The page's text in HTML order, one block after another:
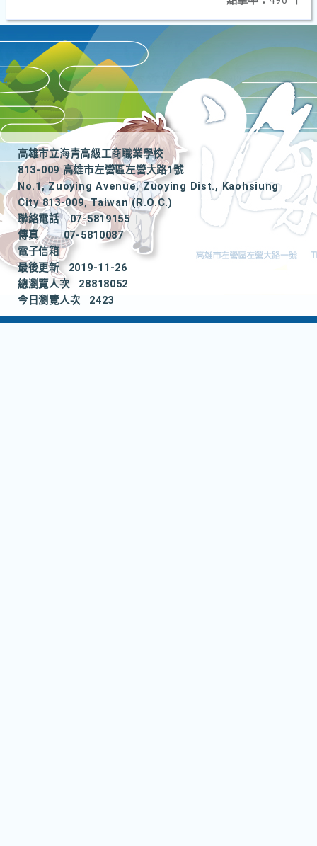
高雄市立海青高級工商職業學校
813-009 高雄市左營區左營大路1號
No.1, Zuoying Avenue, Zuoying Dist., Kaohsiung
City 813-009, Taiwan (R.O.C.)
聯絡電話
07-5819155
|
傳真
07-5810087
電子信箱
最後更新
2019-11-26
總瀏覽人次
28818052
今日瀏覽人次
2423